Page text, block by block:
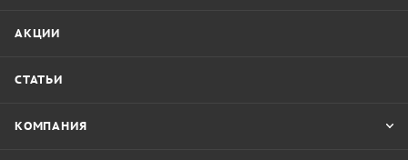
АКЦИИ
СТАТЬИ
КОМПАНИЯ